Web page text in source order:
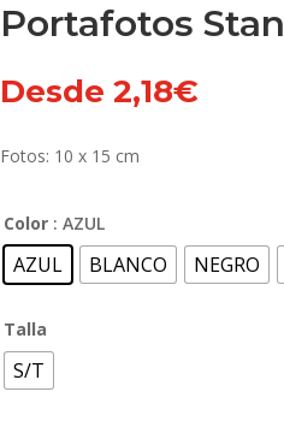
Portafotos Stan
Desde 2,18€
Fotos: 10 x 15 cm
Color : AZUL
AZUL BLANCO NEGRO
Talla
S/T